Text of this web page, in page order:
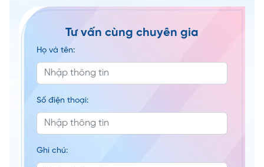
Tư vấn cùng chuyên gia
Họ và tên:
Số điện thoại:
Ghi chú: